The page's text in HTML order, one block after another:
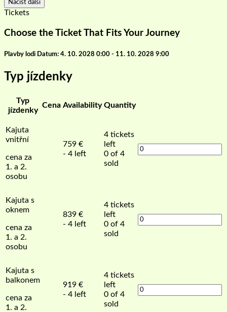
Načíst další
Tickets
Choose the Ticket That Fits Your Journey
Plavby lodi Datum: 4. 10. 2028 0:00 - 11. 10. 2028 9:00
Typ jízdenky
Typ
jízdenky
Cena Availability Quantity
Kajuta
vnitřní
cena za
1. a 2.
osobu
759 €
- 4 left
4 tickets
left
0 of 4
sold
Kajuta s
oknem
cena za
1. a 2.
osobu
839 €
- 4 left
4 tickets
left
0 of 4
sold
Kajuta s
balkonem
cena za
1. a 2.
919 €
- 4 left
4 tickets
left
0 of 4
sold